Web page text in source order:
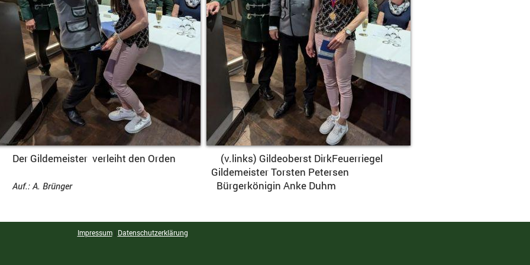
Gildemeister verleiht den Orden (v.links) Gildeoberst DirkFeuerriegel
Torsten Petersen
Auf.: A. BrüngerBürgerkönigin Anke Duhm
Impressum| Datenschutzerklärung